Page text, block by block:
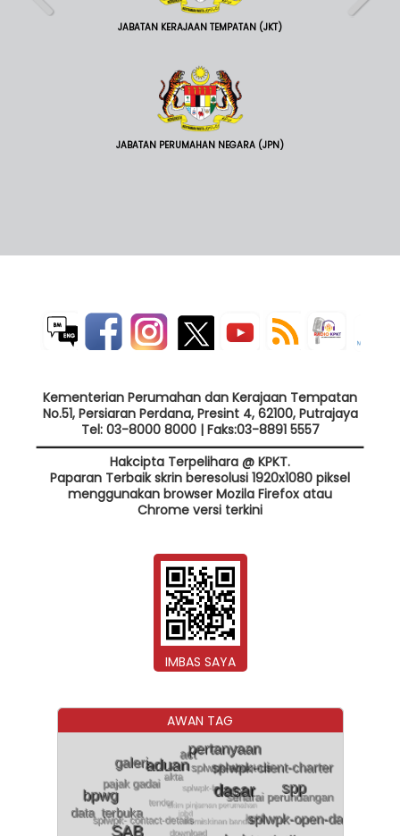
JABATAN KERAJAAN TEMPATAN (JKT)
JABATAN PERUMAHAN NEGARA (JPN)
Kementerian Perumahan dan Kerajaan Tempatan
No.51, Persiaran Perdana, Presint 4, 62100, Putrajaya
Tel: 03-8000 8000 | Faks:03-8891 5557
Hakcipta Terpelihara @ KPKT.
Paparan Terbaik skrin beresolusi 1920x1080 piksel
menggunakan browser Mozila Firefox atau
Chrome versi terkini
IMBAS SAYA
AWAN TAG